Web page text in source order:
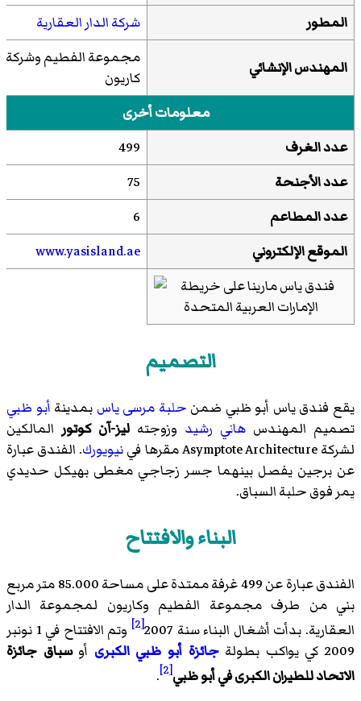
المطور
شركة الدار العقارية
المهندس الإنشائي مجموعة الفطيموشركة
كاريون
معلومات أخرى
عدد الغرف
499
عدد الأجنحة
75
عدد المطاعم
6
الموقع الإلكتروني
www.yasisland.ae
التصميم
يقع فندق ياس أبو ظبي ضمن حلبة مرسى ياس بمدينة أبو ظبي
تصميم المهندس هاني رشيد وزوجته ليز-آن كوتور المالكين
لشركةAsymptote Architectureمقرها فينيويورك. الفندق عبارة
عن برجين يفصل بينهما جسر زجاجي مغطى بهيكل حديدي
يمر فوق حلبة السباق.
البناء والافتتاح
الفندق عبارة عن 499 غرفة ممتدة على مساحة 85.000 متر مربع
بني من طرف مجموعة الفطيم وكاريون لمجموعة الدار
العقارية. بدأت أشغال البناء سنة 2007
[2]
وتم الافتتاح في 1 نونبر
2009 كي يواكب بطولة
جائزة أبو ظبي الكبرى أوسباق جائزة
الاتحاد للطيران الكبرى في أبو ظبي[2]
.